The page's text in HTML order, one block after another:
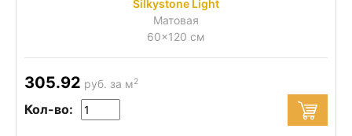
Silkystone Light
Матовая
60x120 см
305.92 руб. за м2
Кол-во: